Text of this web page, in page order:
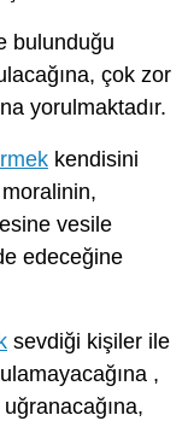
bulunduğu
çok zor
yorulmaktadır.
kendisini
vesile
edeceğine
sevdiği kişiler ile
,